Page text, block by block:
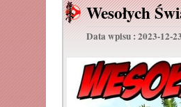
Wesołych
Data wpisu : 2023-12-